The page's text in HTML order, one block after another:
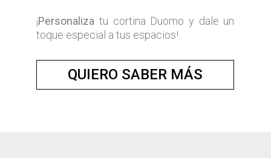
¡Personaliza tu cortina Duomo y dale un
toque especial a tus espacios!
QUIERO SABER MÁS